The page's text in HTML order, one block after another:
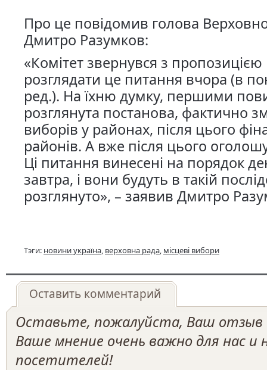
Про це повідомив голова
Дмитро Разумков:
«Комітет звернувся з
розглядати це питання вчора (в
ред.). На їхню думку, першими
розглянута постанова, фактично
виборів у районах, після цього
районів. А вже після цього
Ці питання винесені на порядок
завтра, і вони будуть в такій
розглянуто», – заявив Дмитро
Тэги: новини україна, верховна рада, місцеві вибори
Оставить комментарий
Оставьте, пожалуйста, Ваш отзыв
Ваше мнение очень важно для нас и
посетителей!